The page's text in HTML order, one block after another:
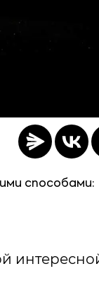
способами: